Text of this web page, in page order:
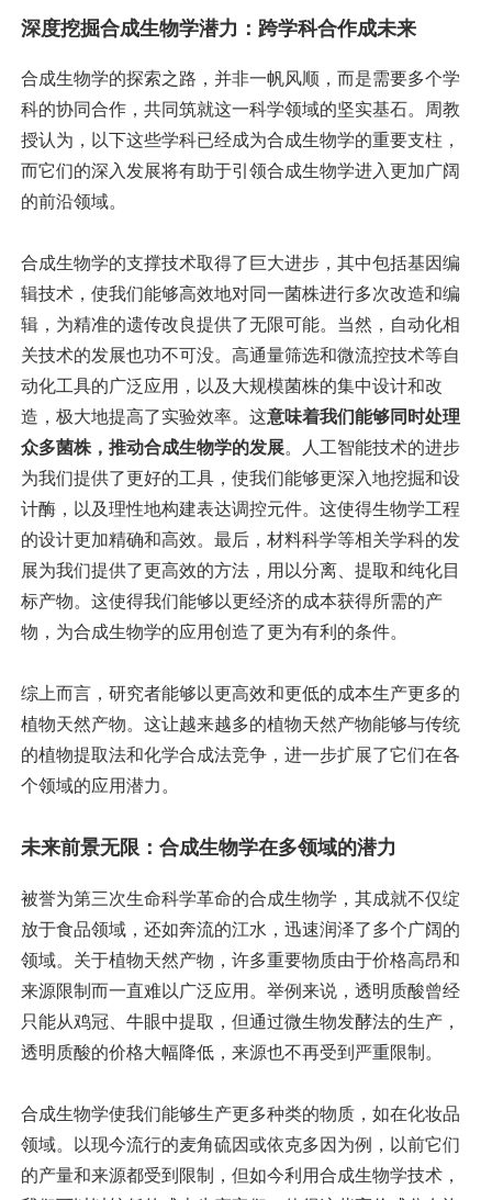
深度挖掘合成生物学潜力：跨学科合作成未来
合成生物学的探索之路，并非一帆风顺，而是需要多个学
科的协同合作，共同筑就这一科学领域的坚实基石。周教
授认为，以下这些学科已经成为合成生物学的重要支柱，
而它们的深入发展将有助于引领合成生物学进入更加广阔
的前沿领域。
合成生物学的支撑技术取得了巨大进步，其中包括基因编
辑技术，使我们能够高效地对同一菌株进行多次改造和编
辑，为精准的遗传改良提供了无限可能。当然，自动化相
关技术的发展也功不可没。高通量筛选和微流控技术等自
动化工具的广泛应用，以及大规模菌株的集中设计和改
造，极大地提高了实验效率。这意味着我们能够同时处理
众多菌株，推动合成生物学的发展。人工智能技术的进步
为我们提供了更好的工具，使我们能够更深入地挖掘和设
计酶，以及理性地构建表达调控元件。这使得生物学工程
的设计更加精确和高效。最后，材料科学等相关学科的发
展为我们提供了更高效的方法，用以分离、提取和纯化目
标产物。这使得我们能够以更经济的成本获得所需的产
物，为合成生物学的应用创造了更为有利的条件。
综上而言，研究者能够以更高效和更低的成本生产更多的
植物天然产物。这让越来越多的植物天然产物能够与传统
的植物提取法和化学合成法竞争，进一步扩展了它们在各
个领域的应用潜力。
未来前景无限：合成生物学在多领域的潜力
被誉为第三次生命科学革命的合成生物学，其成就不仅绽
放于食品领域，还如奔流的江水，迅速润泽了多个广阔的
领域。关于植物天然产物，许多重要物质由于价格高昂和
来源限制而一直难以广泛应用。举例来说，透明质酸曾经
只能从鸡冠、牛眼中提取，但通过微生物发酵法的生产，
透明质酸的价格大幅降低，来源也不再受到严重限制。
合成生物学使我们能够生产更多种类的物质，如在化妆品
领域。以现今流行的麦角硫因或依克多因为例，以前它们
的产量和来源都受到限制，但如今利用合成生物学技术，